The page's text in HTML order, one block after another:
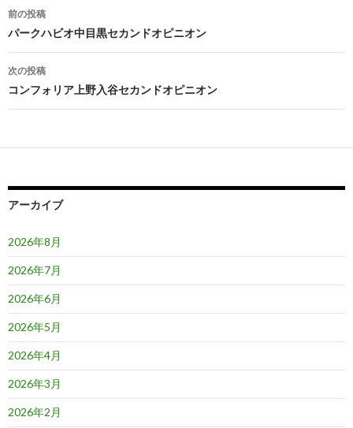
投
稿
ナ
ビ
ゲ
ー
ョ
前の投稿
パークハビオ中目黒セカンドオピニオン
次の投稿
コンフォリア上野入谷セカンドオピニオン
アーカイブ
2026年8月
2026年7月
2026年6月
2026年5月
2026年4月
2026年3月
2026年2月